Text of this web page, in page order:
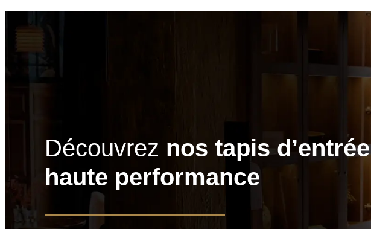
Découvrez nos tapis d’entrée
haute performance